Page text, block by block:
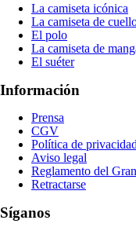
La camiseta icónica
La camiseta de
El polo
La camiseta de
El suéter
Información
Prensa
CGV
Política de privacidad
Aviso legal
Reglamento del
Retractarse
Síganos